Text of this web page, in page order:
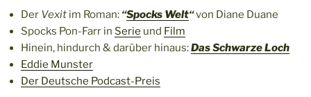
Der Vexit im Roman: “Spocks Welt“von Diane Duane
Spocks Pon-Farr in Serie und Film
Hinein, hindurch & darüber hinaus:Das Schwarze Loch
Eddie Munster
Der Deutsche Podcast-Preis